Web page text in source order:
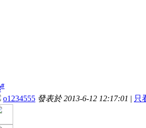
#
o1234555 發表於 2013-6-12 12:17:01 | 只